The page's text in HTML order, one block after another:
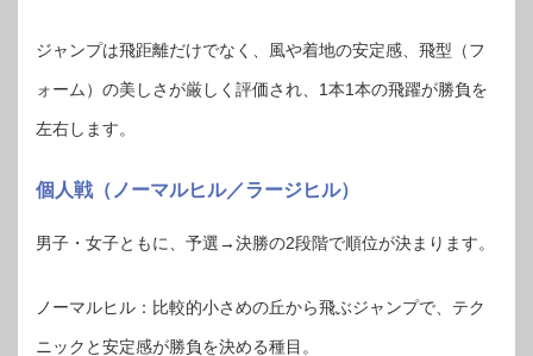
ジャンプは飛距離だけでなく、風や着地の安定感、飛型（フ
ォーム）の美しさが厳しく評価され、1本1本の飛躍が勝負を
左右します。
個人戦（ノーマルヒル／ラージヒル）
男子・女子ともに、予選→決勝の2段階で順位が決まります。
ノーマルヒル：比較的小さめの丘から飛ぶジャンプで、テク
ニックと安定感が勝負を決める種目。